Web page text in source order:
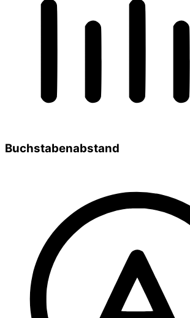
Buchstabenabstand